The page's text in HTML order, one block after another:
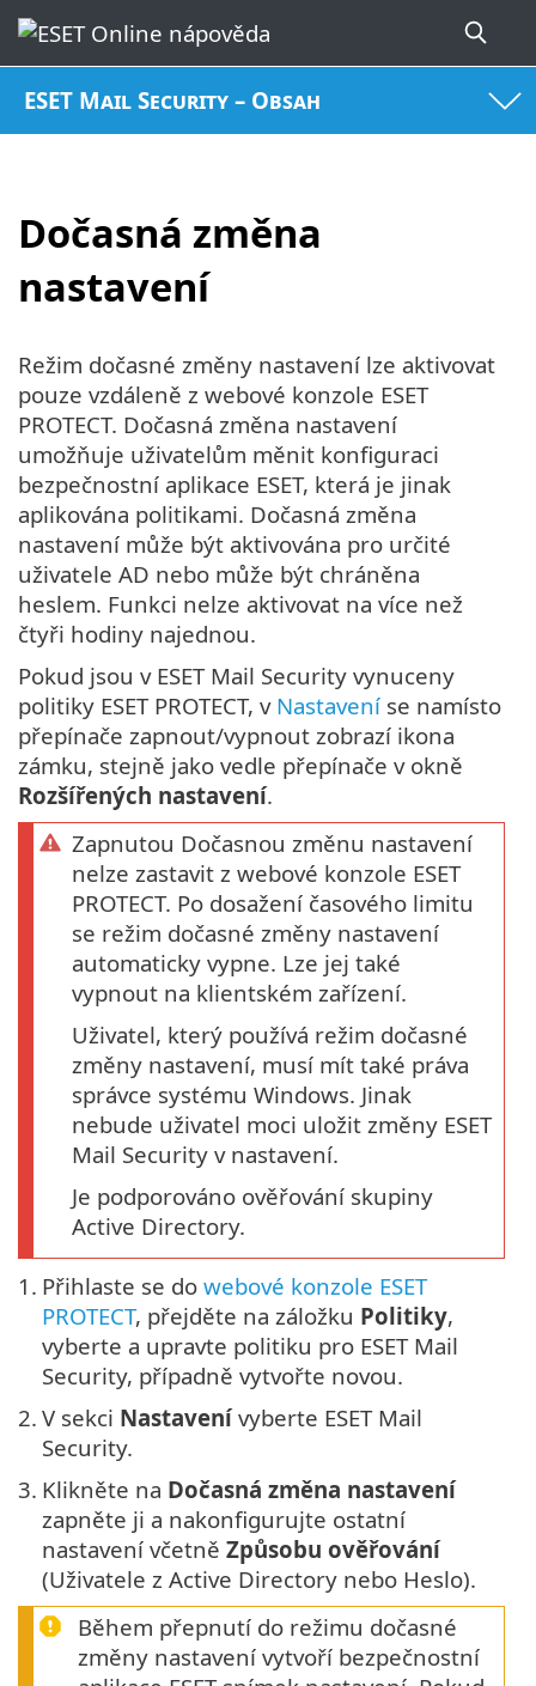
ESET Mail Security – Obsah
Dočasná změna
nastavení
Režim dočasné změny nastavení lze aktivovat
pouze vzdáleně z webové konzole ESET
PROTECT. Dočasná změna nastavení
umožňuje uživatelům měnit konfiguraci
bezpečnostní aplikace ESET, která je jinak
aplikována politikami. Dočasná změna
nastavení může být aktivována pro určité
uživatele AD nebo může být chráněna
heslem. Funkci nelze aktivovat na více než
čtyři hodiny najednou.
Pokud jsou v ESET Mail Security vynuceny
politiky ESET PROTECT, v Nastavení se namísto
přepínače zapnout/vypnout zobrazí ikona
zámku, stejně jako vedle přepínače v okně
Rozšířených nastavení.
Zapnutou Dočasnou změnu nastavení
nelze zastavit z webové konzole ESET
PROTECT. Po dosažení časového limitu
se režim dočasné změny nastavení
automaticky vypne. Lze jej také
vypnout na klientském zařízení.
Uživatel, který používá režim dočasné
změny nastavení, musí mít také práva
správce systému Windows. Jinak
nebude uživatel moci uložit změny ESET
Mail Security v nastavení.
Je podporováno ověřování skupiny
Active Directory.
1. Přihlaste se do webové konzole ESET
PROTECT, přejděte na záložku Politiky,
vyberte a upravte politiku pro ESET Mail
Security, případně vytvořte novou.
2. V sekci Nastavenívyberte ESET Mail
Security.
3. Klikněte na Dočasná změna nastavení
zapněte ji a nakonfigurujte ostatní
nastavení včetně Způsobu ověřování
(Uživatele z Active Directory nebo Heslo).
Během přepnutí do režimu dočasné
změny nastavení vytvoří bezpečnostní